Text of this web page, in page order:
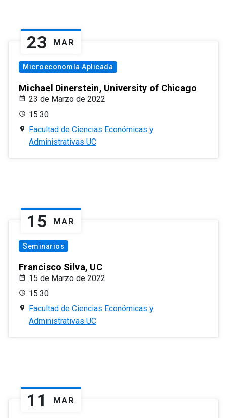
23 MAR
Microeconomía Aplicada
Michael Dinerstein, University of Chicago
23 de Marzo de 2022
15:30
Facultad de Ciencias Económicas y
Administrativas UC
15 MAR
Seminarios
Francisco Silva, UC
15 de Marzo de 2022
15:30
Facultad de Ciencias Económicas y
Administrativas UC
11 MAR